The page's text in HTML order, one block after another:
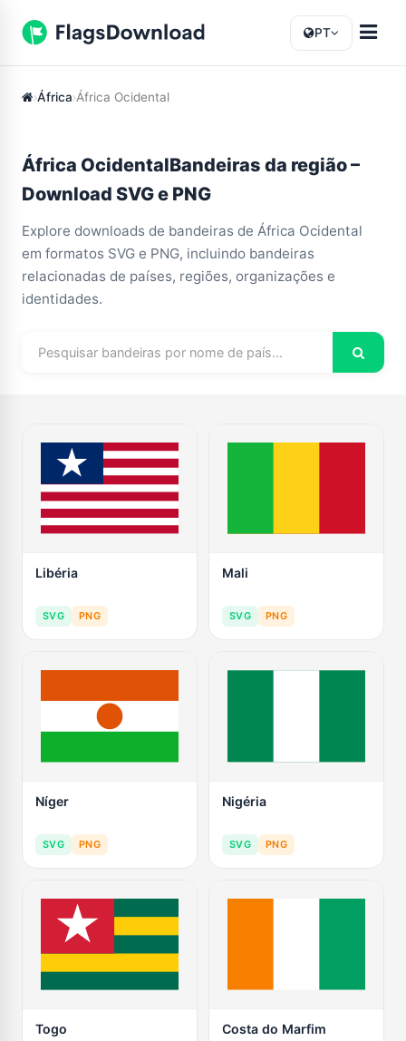
PT
África África Ocidental
África OcidentalBandeiras da região –
Download SVG e PNG
Explore downloads de bandeiras de África Ocidental
em formatos SVG e PNG, incluindo bandeiras
relacionadas de países, regiões, organizações e
identidades.
Libéria
SVG PNG
Mali
SVG PNG
Níger
SVG PNG
Nigéria
SVG PNG
Togo Costa do Marfim